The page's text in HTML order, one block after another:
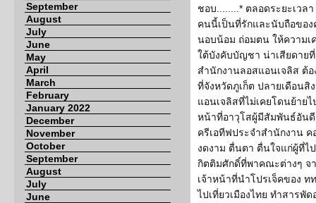
September
August
July
June
May
April
March
February
January 2022
December
November
October
September
August
July
June
ชอบ........* ตลอดระยะเวล
คนนี้เป็นที่รักและนับถือขอ
นอบน้อม ถ่อมตน ให้ความ
ใต้บังคับบัญชา น่าเสียดาย
สำนักงานลอสแอนเจลิส ต้
ที่จังหวัดภูเก็ต ปลายเดือน
แอนเจลิสที่ไม่เคยโดนย้าย
หน้าที่อาวุโสผู้มีสัมพันธ์อันดี
ครีเอทีฟประจำสำนักงาน
งดงาม ตื่นตา ตื่นใจแก่ผู้ที่ไ
กิตติมศักดิ์ที่พาคณะต่างๆ จา
เจ้าหน้าที่นำโปรเจ็คของ
ไปเที่ยวเมืองไทย ทำสารพั